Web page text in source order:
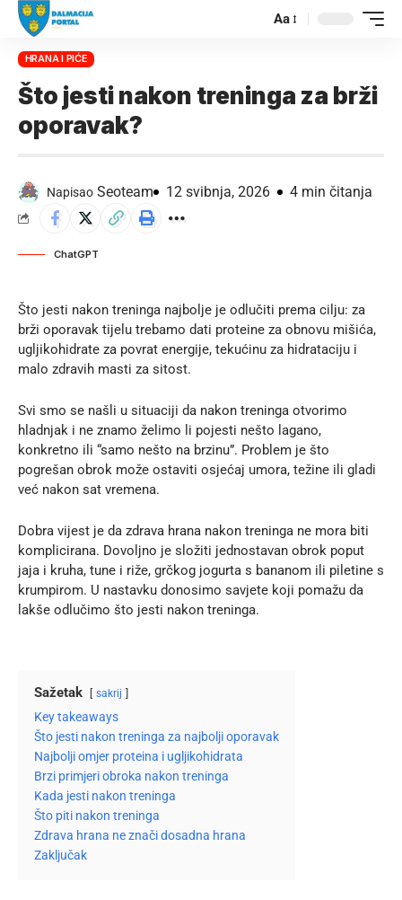
Aa
HRANA I PIĆE
Što jesti nakon treninga za brži
oporavak?
Napisao Seoteam 12 svibnja, 2026 4 min čitanja
ChatGPT
Što jesti nakon treninga najbolje je odlučiti prema cilju: za
brži oporavak tijelu trebamo dati proteine za obnovu mišića,
ugljikohidrate za povrat energije, tekućinu za hidrataciju i
malo zdravih masti za sitost.
Svi smo se našli u situaciji da nakon treninga otvorimo
hladnjak i ne znamo želimo li pojesti nešto lagano,
konkretno ili “samo nešto na brzinu”. Problem je što
pogrešan obrok može ostaviti osjećaj umora, težine ili gladi
već nakon sat vremena.
Dobra vijest je da zdrava hrana nakon treninga ne mora biti
komplicirana. Dovoljno je složiti jednostavan obrok poput
jaja i kruha, tune i riže, grčkog jogurta s bananom ili piletine s
krumpirom. U nastavku donosimo savjete koji pomažu da
lakše odlučimo što jesti nakon treninga.
Sažetak sakrij
Key takeaways
Što jesti nakon treninga za najbolji oporavak
Najbolji omjer proteina i ugljikohidrata
Brzi primjeri obroka nakon treninga
Kada jesti nakon treninga
Što piti nakon treninga
Zdrava hrana ne znači dosadna hrana
Zaključak